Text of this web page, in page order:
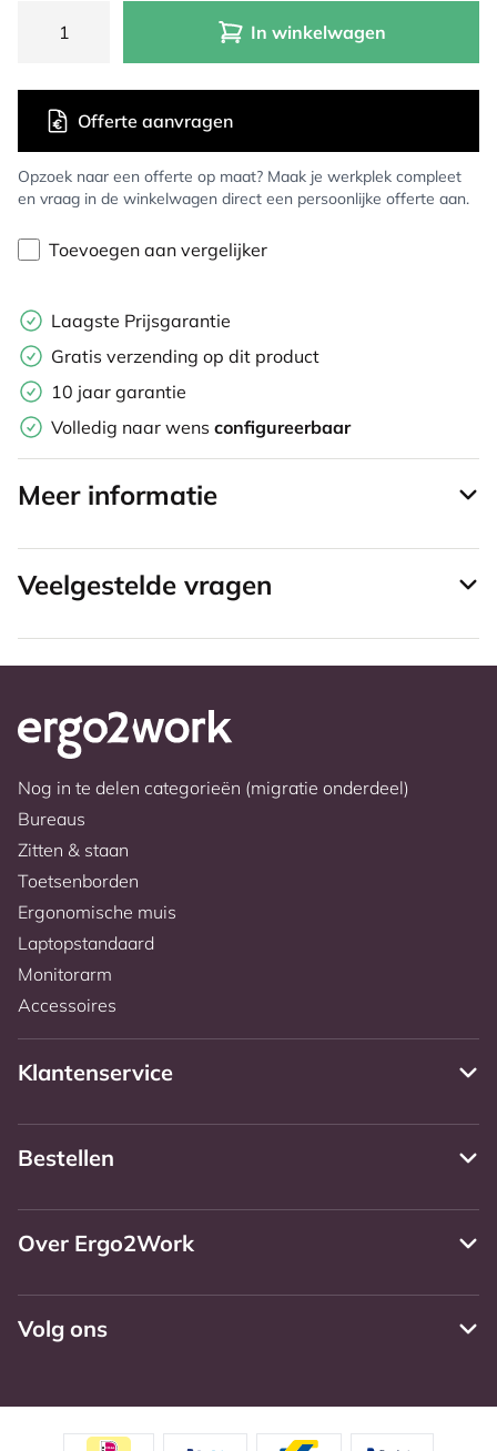
In winkelwagen
Opzoek naar een offerte op maat? Maak je werkplek compleet
en vraag in de winkelwagen direct een persoonlijke offerte aan.
Offerte aanvragen
Toevoegen aan vergelijker
Laagste Prijsgarantie
Gratis verzending op dit product
10 jaar garantie
Volledig naar wens configureerbaar
Meer informatie
Veelgestelde vragen
Nog in te delen categorieën (migratie onderdeel)
Bureaus
Zitten & staan
Toetsenborden
Ergonomische muis
Laptopstandaard
Monitorarm
Accessoires
Klantenservice
Bestellen
Over Ergo2Work
Volg ons